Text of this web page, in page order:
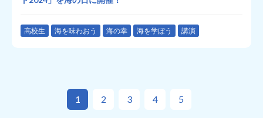
高校生 海を味わおう 海の幸 海を学ぼう 講演
1 2 3 4 5